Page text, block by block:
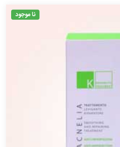
نا موجود